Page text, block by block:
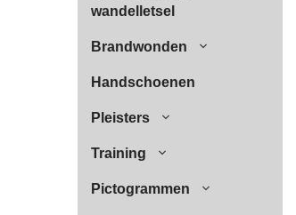
wandelletsel
Brandwonden
Handschoenen
Pleisters
Training
Pictogrammen